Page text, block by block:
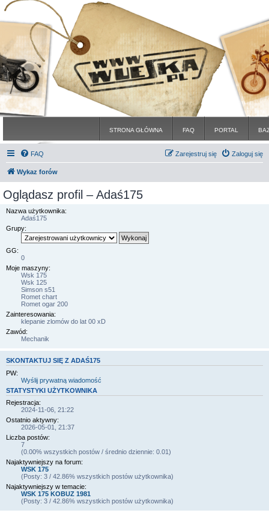
STRONA GŁÓWNA FAQ PORTAL
FAQ Zaloguj się
Zarejestruj się
Wykaz forów
Oglądasz profil – Adaś175
Nazwa użytkownika:
Adaś175
Grupy:
GG:
0
Moje maszyny:
Wsk 175
Wsk 125
Simson s51
Romet chart
Romet ogar 200
Zainteresowania:
klepanie zlomów do lat 00 xD
Zawód:
Mechanik
SKONTAKTUJ SIĘ Z ADAŚ175
PW:
Wyślij prywatną wiadomość
STATYSTYKI UŻYTKOWNIKA
Rejestracja:
2024-11-06, 21:22
Ostatnio aktywny:
2026-05-01, 21:37
Liczba postów:
7
(0.00% wszystkich postów / średnio dziennie: 0.01)
Najaktywniejszy na forum:
WSK 175
(Posty: 3 / 42.86% wszystkich postów użytkownika)
Najaktywniejszy w temacie:
WSK 175 KOBUZ 1981
(Posty: 3 / 42.86% wszystkich postów użytkownika)